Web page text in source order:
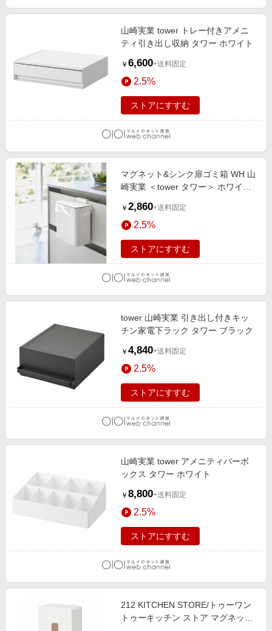
山崎実業 tower トレー付きアメニ
ティ引き出し収納 タワー ホワイト
￥ 6,600+送料固定
2.5%
ストアにすすむ
マグネット&シンク扉ゴミ箱 WH 山
崎実業 ＜tower タワー＞ ホワイト
￥ 2,860+送料固定
2.5%
ストアにすすむ
tower 山崎実業 引き出し付きキッ
チン家電下ラック タワー ブラック
￥ 4,840+送料固定
2.5%
ストアにすすむ
山崎実業 tower アメニティバーボ
ックス タワー ホワイト
￥ 8,800+送料固定
2.5%
ストアにすすむ
212 KITCHEN STORE/トゥーワン
トゥーキッチン ストア マグネット